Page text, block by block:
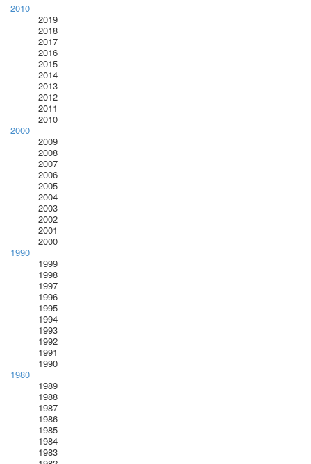
2010
2019
2018
2017
2016
2015
2014
2013
2012
2011
2010
2000
2009
2008
2007
2006
2005
2004
2003
2002
2001
2000
1990
1999
1998
1997
1996
1995
1994
1993
1992
1991
1990
1980
1989
1988
1987
1986
1985
1984
1983